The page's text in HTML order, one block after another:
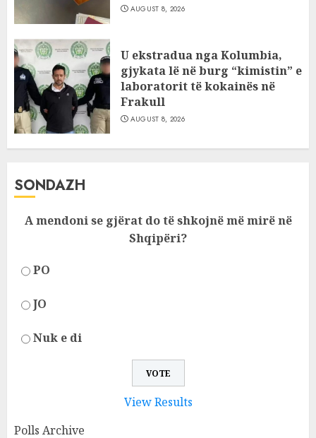
AUGUST 8, 2026
U ekstradua nga Kolumbia,
gjykata lë në burg “kimistin” e
laboratorit të kokainës në
Frakull
AUGUST 8, 2026
SONDAZH
A mendoni se gjërat do të shkojnë më mirë në
Shqipëri?
PO
JO
Nuk e di
View Results
Polls Archive